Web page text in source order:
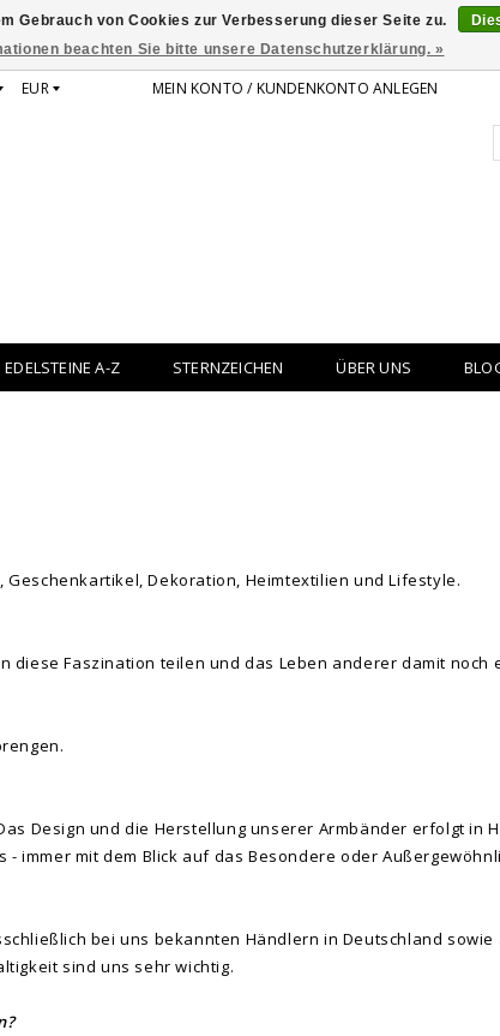
EUR MEIN KONTO / KUNDENKONTO ANLEGEN
EDELSTEINE A-Z STERNZEICHEN ÜBER UNS
Dekoration, Heimtextilien und Lifestyle.
diese Faszination teilen und das Leben anderer damit noch
Design und die Herstellung unserer Armbänder erfolgt in
immer mit dem Blick auf das Besondere oder
bei uns bekannten Händlern in Deutschland sowie
sind uns sehr wichtig.
Gebrauch von Cookies zur Verbesserung dieser Seite zu.
beachten Sie bitte unsere Datenschutzerklärung. »